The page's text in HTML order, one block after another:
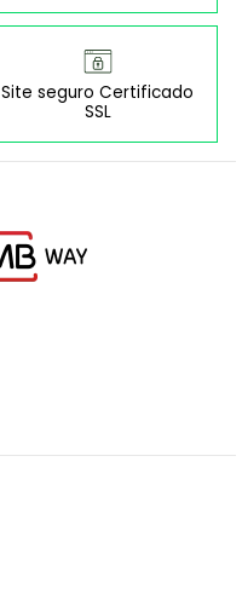
Site seguro Certificado
SSL